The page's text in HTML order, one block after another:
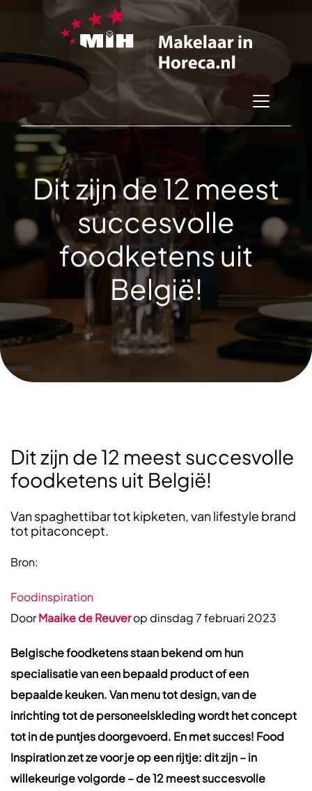
Dit zijn de 12 meest
succesvolle
foodketens uit
België!
Dit zijn de 12 meest succesvolle
foodketens uit België!
Van spaghettibar tot kipketen, van lifestyle brand
tot pitaconcept.
Bron:
Foodinspiration
DoorMaaike de Reuverop dinsdag 7 februari 2023
Belgische foodketens staan bekend om hun
specialisatie van een bepaald product of een
bepaalde keuken. Van menu tot design, van de
inrichting tot de personeelskleding wordt het concept
tot in de puntjes doorgevoerd. En met succes! Food
Inspiration zet ze voor je op een rijtje: dit zijn – in
willekeurige volgorde – de 12 meest succesvolle